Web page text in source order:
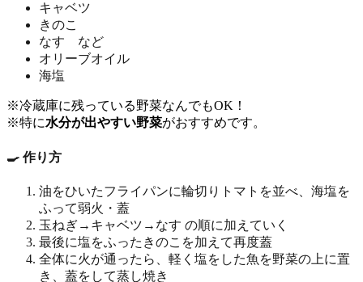
キャベツ
きのこ
なす など
オリーブオイル
海塩
※冷蔵庫に残っている野菜なんでもOK！
※特に水分が出やすい野菜がおすすめです。
🍳 作り方
油をひいたフライパンに輪切りトマトを並べ、海塩を
ふって弱火・蓋
玉ねぎ→キャベツ→なす の順に加えていく
最後に塩をふったきのこを加えて再度蓋
全体に火が通ったら、軽く塩をした魚を野菜の上に置
き、蓋をして蒸し焼き